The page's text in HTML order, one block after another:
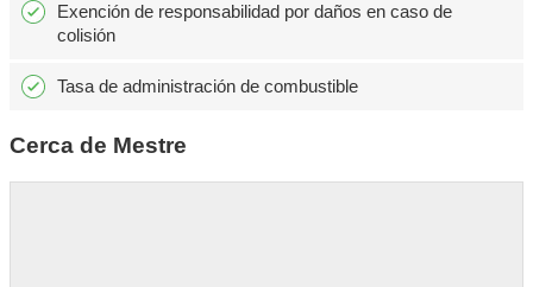
Exención de responsabilidad por daños en caso de
colisión
Tasa de administración de combustible
Cerca de Mestre